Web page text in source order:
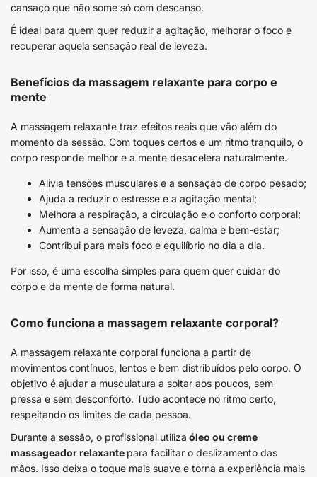
cansaço que não some só com descanso.
É ideal para quem quer reduzir a agitação, melhorar o foco e
recuperar aquela sensação real de leveza.
Benefícios da massagem relaxante para corpo e
mente
A massagem relaxante traz efeitos reais que vão além do
momento da sessão. Com toques certos e um ritmo tranquilo, o
corpo responde melhor e a mente desacelera naturalmente.
Alivia tensões musculares e a sensação de corpo pesado;
Ajuda a reduzir o estresse e a agitação mental;
Melhora a respiração, a circulação e o conforto corporal;
Aumenta a sensação de leveza, calma e bem-estar;
Contribui para mais foco e equilíbrio no dia a dia.
Por isso, é uma escolha simples para quem quer cuidar do
corpo e da mente de forma natural.
Como funciona a massagem relaxante corporal?
A massagem relaxante corporal funciona a partir de
movimentos contínuos, lentos e bem distribuídos pelo corpo. O
objetivo é ajudar a musculatura a soltar aos poucos, sem
pressa e sem desconforto. Tudo acontece no ritmo certo,
respeitando os limites de cada pessoa.
Durante a sessão, o profissional utiliza óleo ou creme
massageador relaxante para facilitar o deslizamento das
mãos. Isso deixa o toque mais suave e torna a experiência mais